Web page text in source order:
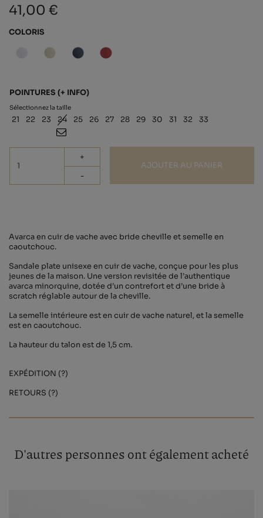
41,00 €
COLORIS
POINTURES (+ INFO)
Sélectionnez la taille
21 22 23 24 25 26 27 28 29 30 31 32 33
+
-
AJOUTER AU PANIER
Avarca en cuir de vache avec bride cheville et semelle en
caoutchouc.
Sandale plate unisexe en cuir de vache, conçue pour les plus
jeunes de la maison. Une version revisitée de l’authentique
avarca minorquine, dotée d’un contrefort et d’une bride à
scratch réglable autour de la cheville.
La semelle intérieure est en cuir de vache naturel, et la semelle
est en caoutchouc.
La hauteur du talon est de 1,5 cm.
EXPÉDITION (?)
RETOURS (?)
D'autres personnes ont également acheté